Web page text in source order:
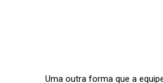
Uma outra forma que a